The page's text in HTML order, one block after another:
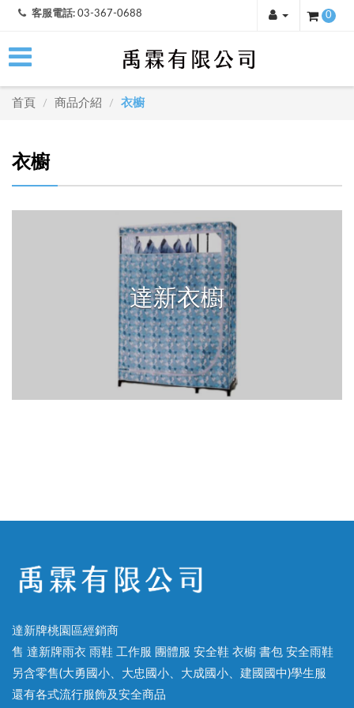
客服電話: 03-367-0688 0
首頁 / 商品介紹 / 衣櫥
衣櫥
達新衣櫥
達新牌桃園區經銷商
售 達新牌雨衣 雨鞋 工作服 團體服 安全鞋 衣櫥 書包 安全雨鞋
另含零售(大勇國小、大忠國小、大成國小、建國國中)學生服
還有各式流行服飾及安全商品